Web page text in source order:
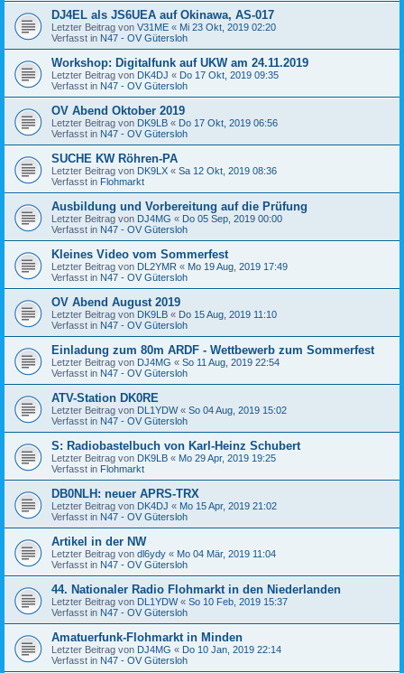
DJ4EL als JS6UEA auf Okinawa, AS-017
Letzter Beitrag von V31ME « Mi 23 Okt, 2019 02:20
Verfasst in N47 - OV Gütersloh
Workshop: Digitalfunk auf UKW am 24.11.2019
Letzter Beitrag von DK4DJ « Do 17 Okt, 2019 09:35
Verfasst in N47 - OV Gütersloh
OV Abend Oktober 2019
Letzter Beitrag von DK9LB « Do 17 Okt, 2019 06:56
Verfasst in N47 - OV Gütersloh
SUCHE KW Röhren-PA
Letzter Beitrag von DK9LX « Sa 12 Okt, 2019 08:36
Verfasst in Flohmarkt
Ausbildung und Vorbereitung auf die Prüfung
Letzter Beitrag von DJ4MG « Do 05 Sep, 2019 00:00
Verfasst in N47 - OV Gütersloh
Kleines Video vom Sommerfest
Letzter Beitrag von DL2YMR « Mo 19 Aug, 2019 17:49
Verfasst in N47 - OV Gütersloh
OV Abend August 2019
Letzter Beitrag von DK9LB « Do 15 Aug, 2019 11:10
Verfasst in N47 - OV Gütersloh
Einladung zum 80m ARDF - Wettbewerb zum Sommerfest
Letzter Beitrag von DJ4MG « So 11 Aug, 2019 22:54
Verfasst in N47 - OV Gütersloh
ATV-Station DK0RE
Letzter Beitrag von DL1YDW« So 04 Aug, 2019 15:02
Verfasst in N47 - OV Gütersloh
S: Radiobastelbuch von Karl-Heinz Schubert
Letzter Beitrag von DK9LB « Mo 29 Apr, 2019 19:25
Verfasst in Flohmarkt
DB0NLH: neuer APRS-TRX
Letzter Beitrag von DK4DJ « Mo 15 Apr, 2019 21:02
Verfasst in N47 - OV Gütersloh
Artikel in der NW
Letzter Beitrag von dl6ydy « Mo 04 Mär, 2019 11:04
Verfasst in N47 - OV Gütersloh
44. Nationaler Radio Flohmarkt in den Niederlanden
Letzter Beitrag von DL1YDW« So 10 Feb, 2019 15:37
Verfasst in N47 - OV Gütersloh
Amatuerfunk-Flohmarkt in Minden
Letzter Beitrag von DJ4MG « Do 10 Jan, 2019 22:14
Verfasst in N47 - OV Gütersloh